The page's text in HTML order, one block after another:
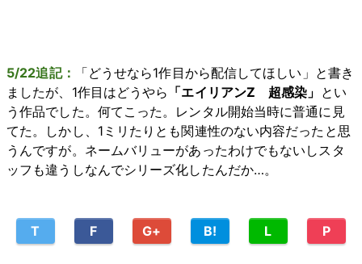
5/22追記：
「どうせなら1作目から配信してほしい」と書き
ましたが、1作目はどうやら 「エイリアンZ 超感染」 とい
う作品でした。何てこった。レンタル開始当時に普通に見
てた。しかし、1ミリたりとも関連性のない内容だったと思
うんですが。ネームバリューがあったわけでもないしスタ
ッフも違うしなんでシリーズ化したんだか…。
T F G+ B! L P